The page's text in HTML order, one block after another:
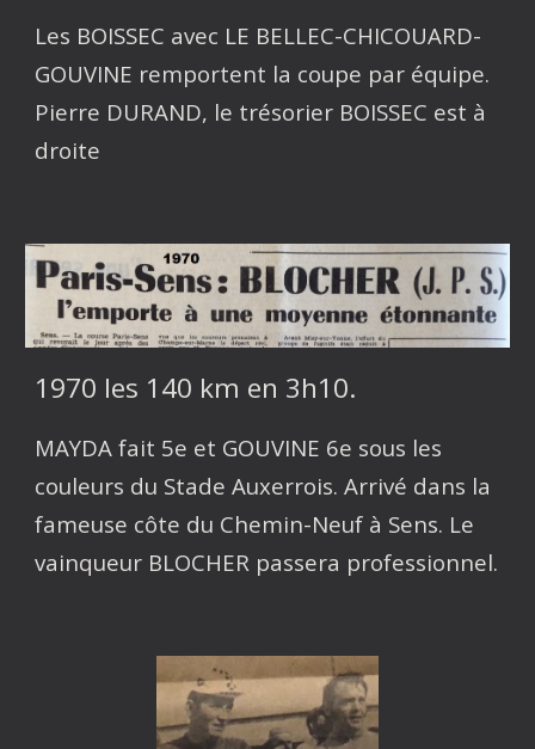
Les BOISSEC avec LE BELLEC-CHICOUARD-
GOUVINE remportent la coupe par équipe.
Pierre DURAND, le trésorier BOISSEC est à
droite
1970 les 140 km en 3h10.
MAYDA fait 5e et GOUVINE 6e sous les
couleurs du Stade Auxerrois. Arrivé dans la
fameuse côte du Chemin-Neuf à Sens. Le
vainqueur BLOCHER passera professionnel.